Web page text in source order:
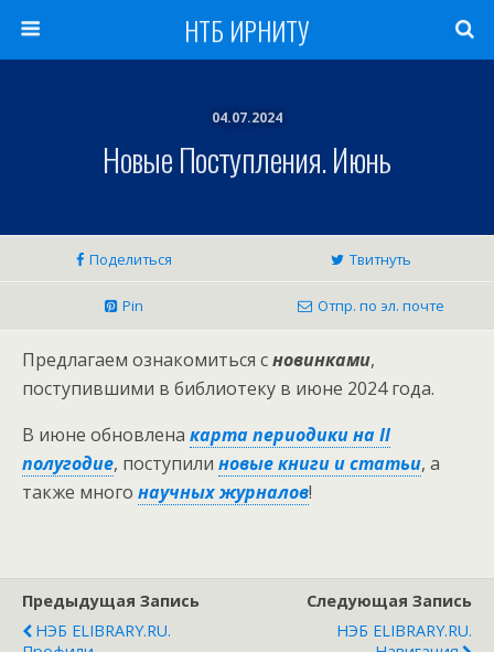
НТБ ИРНИТУ
04.07.2024
Новые Поступления. Июнь
Поделиться Твитнуть
Pin Отпр. по эл. почте
Предлагаем ознакомиться сновинками,
поступившими в библиотеку в июне 2024 года.
В июне обновлена карта периодики на II
полугодие, поступили новые книги и статьи, а
также много научных журналов!
Предыдущая Запись
НЭБ ELIBRARY.RU.
Следующая Запись
НЭБ ELIBRARY.RU.